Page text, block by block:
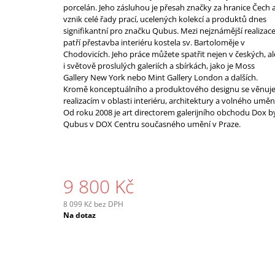
porcelán. Jeho zásluhou je přesah značky za hranice Čech
vznik celé řady prací, ucelených kolekcí a produktů dnes
signifikantní pro značku Qubus. Mezi nejznámější realizace
patří přestavba interiéru kostela sv. Bartoloměje v
Chodovicích. Jeho práce můžete spatřit nejen v českých,
i světově proslulých galeriích a sbírkách, jako je Moss
Gallery New York nebo Mint Gallery London a dalších.
Kromě konceptuálního a produktového designu se věnuje
realizacím v oblasti interiéru, architektury a volného
Od roku 2008 je art directorem galerijního obchodu Dox
Qubus v DOX Centru současného umění v Praze.
9 800 Kč
8 099 Kč bez DPH
Měrná
Na dotaz